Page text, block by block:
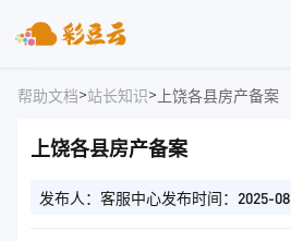
帮助文档>站长知识> 上饶各县房产备案
上饶各县房产备案
发布人：客服中心发布时间：2025-